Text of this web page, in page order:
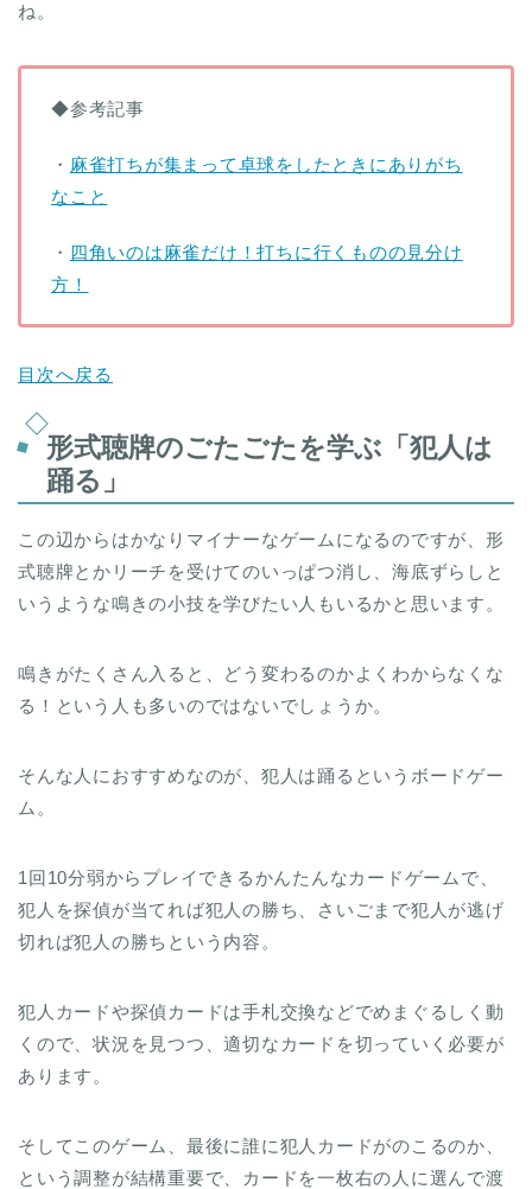
ね。
◆参考記事
・ 麻雀打ちが集まって卓球をしたときにありがち
なこと
・ 四角いのは麻雀だけ！打ちに行くものの見分け
方！
目次へ戻る
形式聴牌のごたごたを学ぶ「犯人は
踊る」
この辺からはかなりマイナーなゲームになるのですが、形
式聴牌とかリーチを受けてのいっぱつ消し、海底ずらしと
いうような鳴きの小技を学びたい人もいるかと思います。
鳴きがたくさん入ると、どう変わるのかよくわからなくな
る！という人も多いのではないでしょうか。
そんな人におすすめなのが、犯人は踊るというボードゲー
ム。
1回10分弱からプレイできるかんたんなカードゲームで、
犯人を探偵が当てれば犯人の勝ち、さいごまで犯人が逃げ
切れば犯人の勝ちという内容。
犯人カードや探偵カードは手札交換などでめまぐるしく動
くので、状況を見つつ、適切なカードを切っていく必要が
あります。
そしてこのゲーム、最後に誰に犯人カードがのこるのか、
という調整が結構重要で、カードを一枚右の人に選んで渡